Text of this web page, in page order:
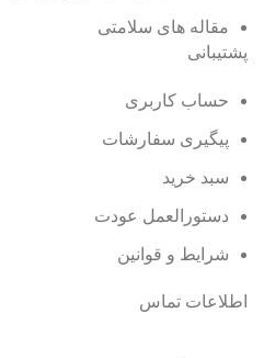
مقاله های سلامتی
پشتیبانی
حساب کاربری
پیگیری سفارشات
سبد خرید
دستورالعمل عودت
شرایط و قوانین
اطلاعات تماس